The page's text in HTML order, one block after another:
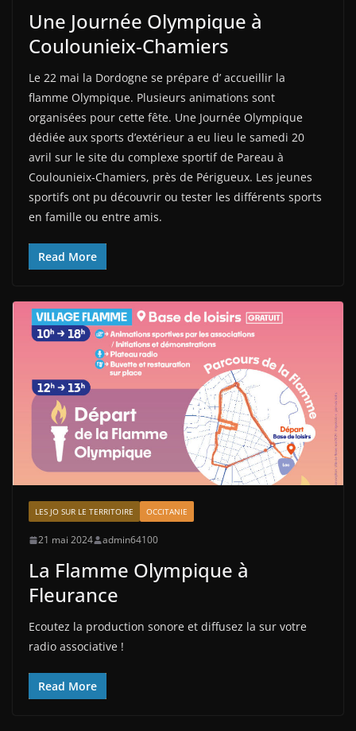
Une Journée Olympique à
Coulounieix-Chamiers
Le 22 mai la Dordogne se prépare d’ accueillir la
flamme Olympique. Plusieurs animations sont
organisées pour cette fête. Une Journée Olympique
dédiée aux sports d’extérieur a eu lieu le samedi 20
avril sur le site du complexe sportif de Pareau à
Coulounieix-Chamiers, près de Périgueux. Les jeunes
sportifs ont pu découvrir ou tester les différents sports
en famille ou entre amis.
Read More
LES JO SUR LE TERRITOIRE OCCITANIE
21 mai 2024 admin64100
La Flamme Olympique à
Fleurance
Ecoutez la production sonore et diffusez la sur votre
radio associative !
Read More